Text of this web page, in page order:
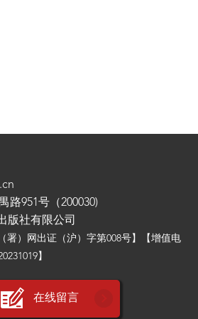
路951号（200030)
版社有限公司
署）网出证（沪）字第008号】【增值电
】
在线留言